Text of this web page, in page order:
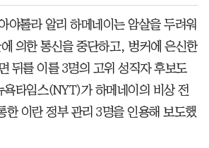
야톨라 알리 하메네이는 암살을 두려워
의한 통신을 중단하고, 벙커에 은신한
뒤를 이를 3명의 고위 성직자 후보도
욕타임스(NYT)가 하메네이의 비상 전
이란 정부 관리 3명을 인용해 보도했